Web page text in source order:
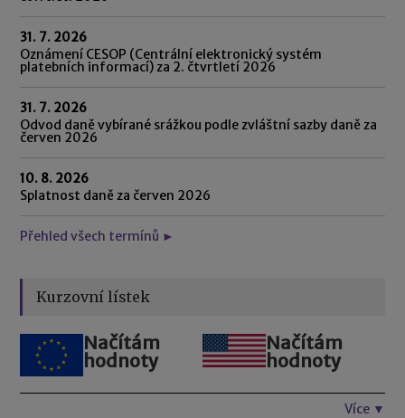
31. 7. 2026
Oznámení CESOP (Centrální elektronický systém
platebních informací) za 2. čtvrtletí 2026
31. 7. 2026
Odvod daně vybírané srážkou podle zvláštní sazby daně za
červen 2026
10. 8. 2026
Splatnost daně za červen 2026
Přehled všech termínů ►
Kurzovní lístek
Načítám
hodnoty
Načítám
hodnoty
Více ▼